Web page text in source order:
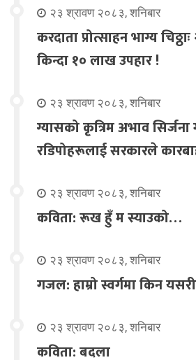
२३ श्रावण २०८३, शनिबार
करदाता प्रोत्साहन भाग्य
किन्दा १० लाख उपहार !
२३ श्रावण २०८३, शनिबार
ग्यासको कृत्रिम अभाव सिर्जना
रडिपोहरूलाई सरकारले
२३ श्रावण २०८३, शनिबार
कविता: रूख हुँ म स्याउको…
२३ श्रावण २०८३, शनिबार
गजल: हाम्रो स्वर्गमा किन
२३ श्रावण २०८३, शनिबार
कविता: बदला